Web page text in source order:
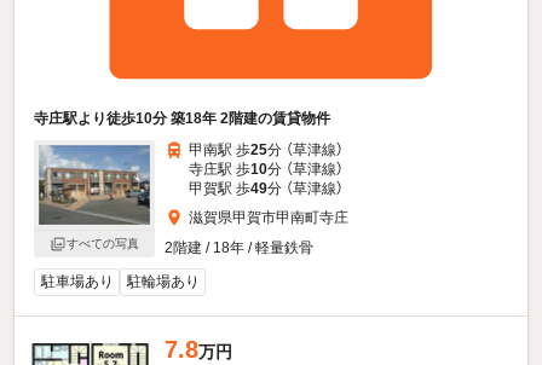
寺庄駅より徒歩10分 築18年 2階建の賃貸物件
すべての写真
甲南駅 歩25分 （草津線）
寺庄駅 歩10分 （草津線）
甲賀駅 歩49分 （草津線）
滋賀県甲賀市甲南町寺庄
2階建 / 18年 / 軽量鉄骨
駐車場あり
駐輪場あり
7.8万円